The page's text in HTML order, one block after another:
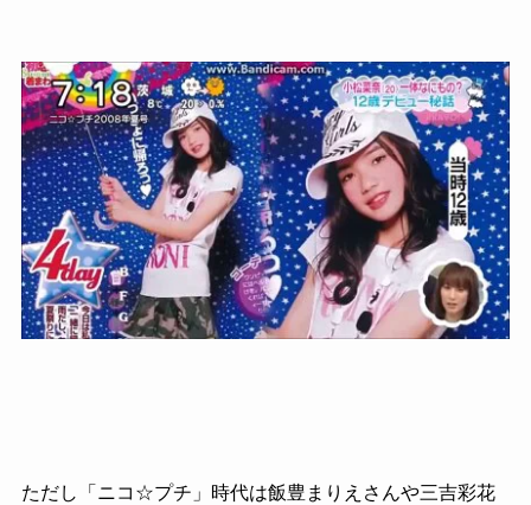
ただし「ニコ☆プチ」時代は飯豊まりえさんや三吉彩花